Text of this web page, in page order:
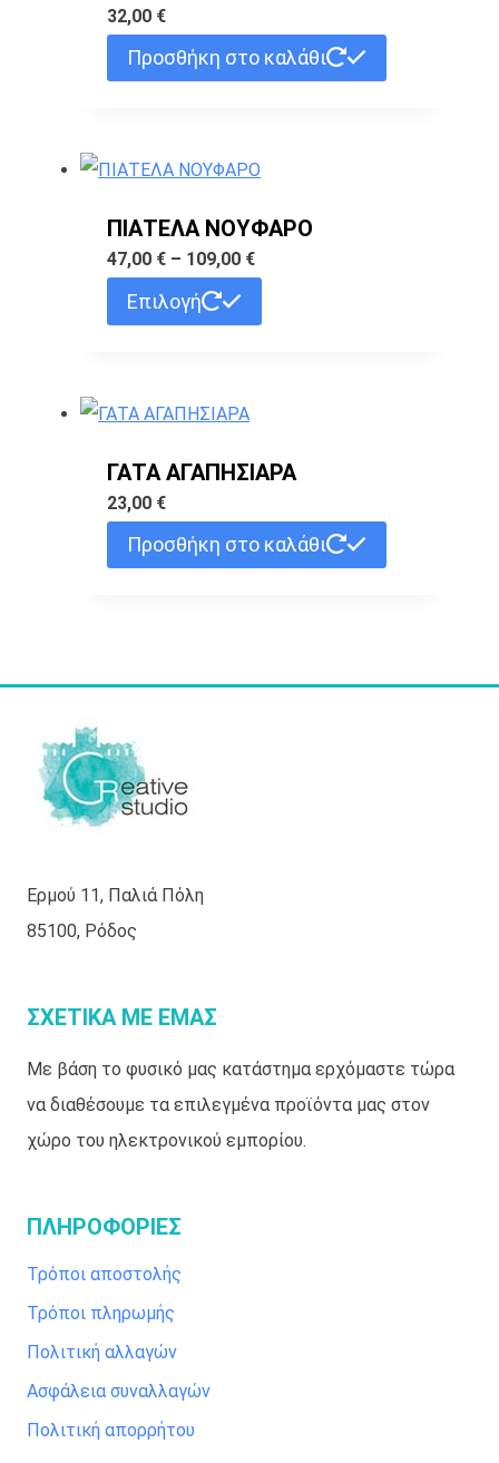
32,00 €
Προσθήκη στο καλάθι
ΠΙΑΤΕΛΑ ΝΟΥΦΑΡΟ
47,00 € – 109,00 €Price
47,00 €
Επιλογή
το
παραλλαγές.
επιλογές
στη
ΓΑΤΑ ΑΓΑΠΗΣΙΑΡΑ
23,00 €
Προσθήκη στο καλάθι
Ερμού 11, Παλιά Πόλη
85100, Ρόδος
ΣΧΕΤΙΚΑ ΜΕ ΕΜΑΣ
Με βάση το φυσικό μας κατάστημα ερχόμαστε τώρα
να διαθέσουμε τα επιλεγμένα προϊόντα μας στον
χώρο του ηλεκτρονικού εμπορίου.
ΠΛΗΡΟΦΟΡΙΕΣ
Τρόποι αποστολής
Τρόποι πληρωμής
Πολιτική αλλαγών
Ασφάλεια συναλλαγών
Πολιτική απορρήτου